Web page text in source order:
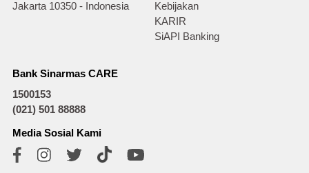
Jakarta 10350 - Indonesia
Kebijakan
KARIR
SiAPI Banking
Bank Sinarmas CARE
1500153
(021) 501 88888
Media Sosial Kami